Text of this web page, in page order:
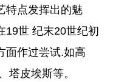
特点发挥出的魅
19世 纪末20世纪初
面作过尝试.如高
塔皮埃斯等。